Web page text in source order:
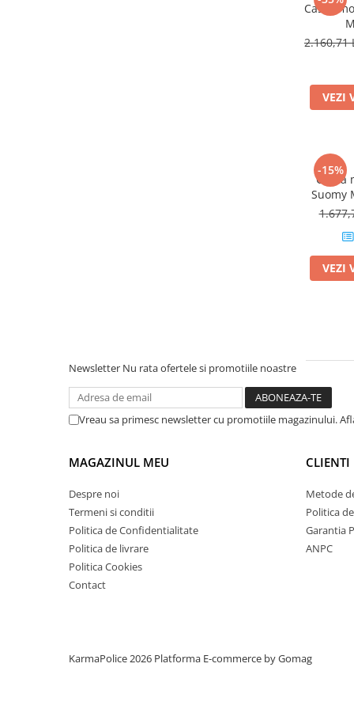
Cască
2.160,71
VEZI
-15%
Cască
Suomy
VEZI
Newsletter Nu rata ofertele si promotiile noastre
Vreau sa primesc newsletter cu promotiile magazinului.
MAGAZINUL MEU
Despre noi
Termeni si conditii
Politica de Confidentialitate
Politica de livrare
Politica Cookies
Contact
CLIENTI
Metode
Politica
Garantia
ANPC
KarmaPolice 2026 Platforma E-commerce by Gomag